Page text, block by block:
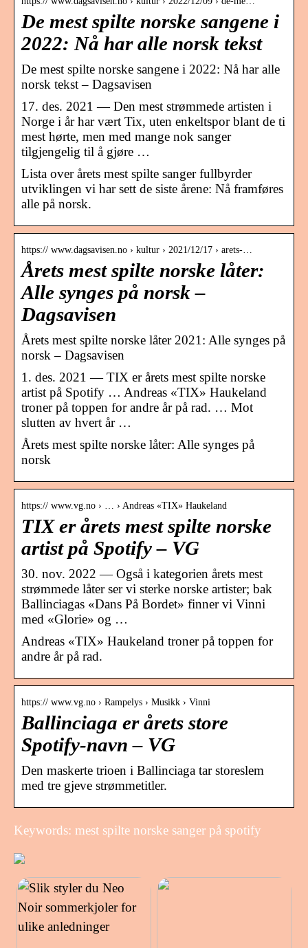
De mest spilte norske sangene i
2022: Nå har alle norsk tekst
De mest spilte norske sangene i 2022: Nå har alle
norsk tekst – Dagsavisen
17. des. 2021 — Den mest strømmede artisten i
Norge i år har vært Tix, uten enkeltspor blant de ti
mest hørte, men med mange nok sanger
tilgjengelig til å gjøre …
Lista over årets mest spilte sanger fullbyrder
utviklingen vi har sett de siste årene: Nå framføres
alle på norsk.
https:// www.dagsavisen.no › kultur › 2021/12/17 › arets-…
Årets mest spilte norske låter:
Alle synges på norsk –
Dagsavisen
Årets mest spilte norske låter 2021: Alle synges på
norsk – Dagsavisen
1. des. 2021 — TIX er årets mest spilte norske
artist på Spotify … Andreas «TIX» Haukeland
troner på toppen for andre år på rad. … Mot
slutten av hvert år …
Årets mest spilte norske låter: Alle synges på
norsk
https:// www.vg.no › … › Andreas «TIX» Haukeland
TIX er årets mest spilte norske
artist på Spotify – VG
30. nov. 2022 — Også i kategorien årets mest
strømmede låter ser vi sterke norske artister; bak
Ballinciagas «Dans På Bordet» finner vi Vinni
med «Glorie» og …
Andreas «TIX» Haukeland troner på toppen for
andre år på rad.
https:// www.vg.no › Rampelys › Musikk › Vinni
Ballinciaga er årets store
Spotify-navn – VG
Den maskerte trioen i Ballinciaga tar storeslem
med tre gjeve strømmetitler.
Keywords: mest spilte norske sanger på spotify